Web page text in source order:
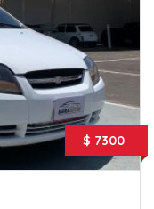
$ 7300